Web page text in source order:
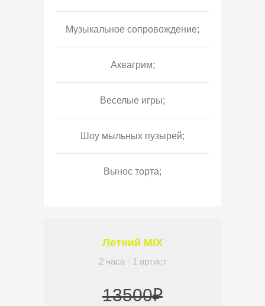
Музыкальное сопровождение;
Аквагрим;
Веселые игры;
Шоу мыльных пузырей;
Вынос торта;
Летний MIX
2 часа - 1 артист
13500₽